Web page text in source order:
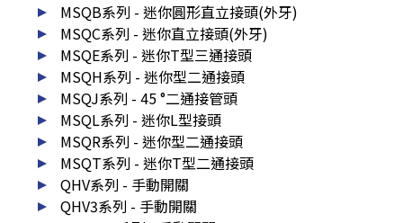
MSQB系列 - 迷你圓形直立接頭(外牙)
MSQC系列 - 迷你直立接頭(外牙)
MSQE系列 - 迷你T型三通接頭
MSQH系列 - 迷你型二通接頭
MSQJ系列 - 45 °二通接管頭
MSQL系列 - 迷你L型接頭
MSQR系列 - 迷你型二通接頭
MSQT系列 - 迷你T型二通接頭
QHV系列 - 手動開關
QHV3系列 - 手動開關